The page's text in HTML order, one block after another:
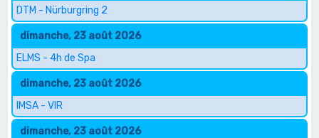
DTM - Nürburgring 2
dimanche, 23 août 2026
ELMS - 4h de Spa
dimanche, 23 août 2026
IMSA - VIR
dimanche, 23 août 2026